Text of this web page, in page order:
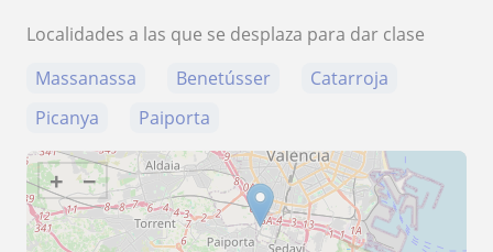
Localidades a las que se desplaza para dar clase
Massanassa
Benetússer
Catarroja
Picanya
Paiporta
+ −